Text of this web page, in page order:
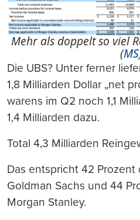
Mehr als doppelt so viel
(MS
Die UBS? Unter ferner
1,8 Milliarden Dollar „net
warens im Q2 noch 1,1
1,4 Milliarden dazu.
Total 4,3 Milliarden
Das entspricht 42
Goldman Sachs und 44
Morgan Stanley.